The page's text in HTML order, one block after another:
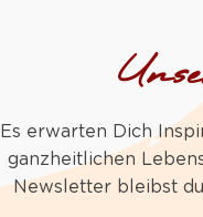
Es erwarten Dich
ganzheitlichen
Newsletter bleibst